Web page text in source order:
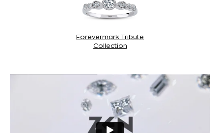
Forevermark Tribute
Collection